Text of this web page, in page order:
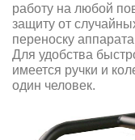
работу на любой
защиту от
переноску
Для удобства
имеется ручки и
один человек.